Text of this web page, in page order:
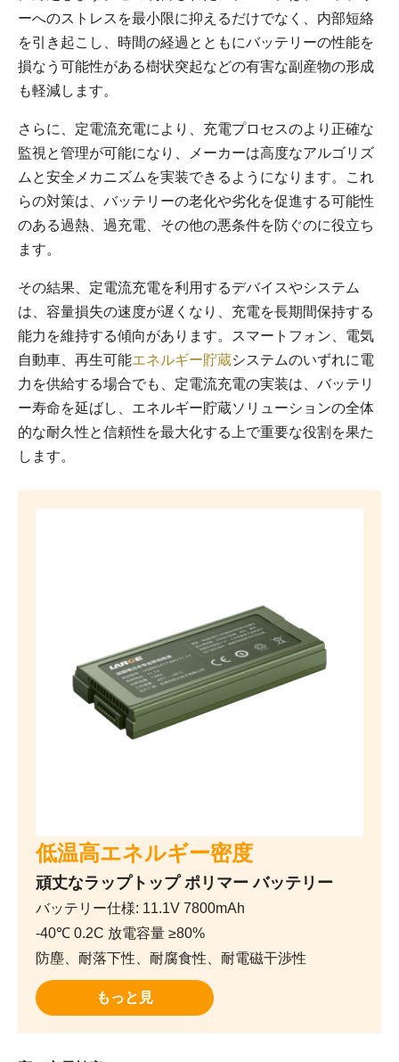
ーへのストレスを最小限に抑えるだけでなく、内部短絡
を引き起こし、時間の経過とともにバッテリーの性能を
損なう可能性がある樹状突起などの有害な副産物の形成
も軽減します。
さらに、定電流充電により、充電プロセスのより正確な
監視と管理が可能になり、メーカーは高度なアルゴリズ
ムと安全メカニズムを実装できるようになります。これ
らの対策は、バッテリーの老化や劣化を促進する可能性
のある過熱、過充電、その他の悪条件を防ぐのに役立ち
ます。
その結果、定電流充電を利用するデバイスやシステム
は、容量損失の速度が遅くなり、充電を長期間保持する
能力を維持する傾向があります。スマートフォン、電気
自動車、再生可能エネルギー貯蔵システムのいずれに電
力を供給する場合でも、定電流充電の実装は、バッテリ
ー寿命を延ばし、エネルギー貯蔵ソリューションの全体
的な耐久性と信頼性を最大化する上で重要な役割を果た
します。
低温高エネルギー密度
頑丈なラップトップ ポリマー バッテリー
バッテリー仕様: 11.1V 7800mAh
-40℃ 0.2C 放電容量 ≥80%
防塵、耐落下性、耐腐食性、耐電磁干渉性
もっと見